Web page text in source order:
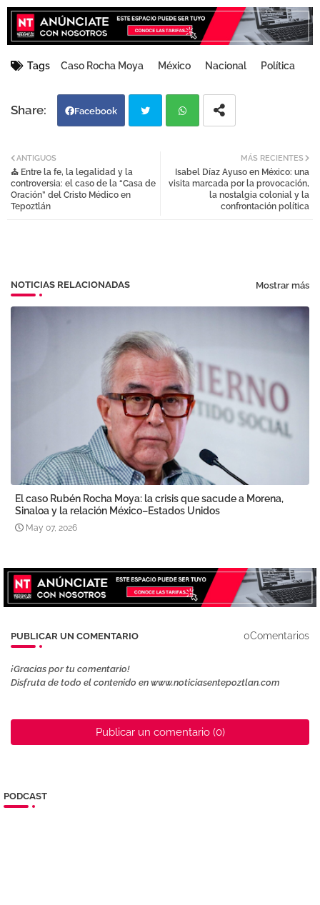
Tags Caso Rocha Moya México Nacional Política
Facebook
atsa
MÁS RECIENTES
Isabel Díaz Ayuso en México: una
visita marcada por la provocación,
la nostalgia colonial y la
confrontación política
ANTIGUOS
⛪ Entre la fe, la legalidad y la
controversia: el caso de la “Casa de
Oración” del Cristo Médico en
Tepoztlán
NOTICIAS RELACIONADAS Mostrar más
El caso Rubén Rocha Moya: la crisis que sacude a Morena,
Sinaloa y la relación México–Estados Unidos
May 07, 2026
PUBLICAR UN COMENTARIO 0Comentarios
¡Gracias por tu comentario!
Disfruta de todo el contenido en www.noticiasentepoztlan.com
Publicar un comentario (0)
PODCAST